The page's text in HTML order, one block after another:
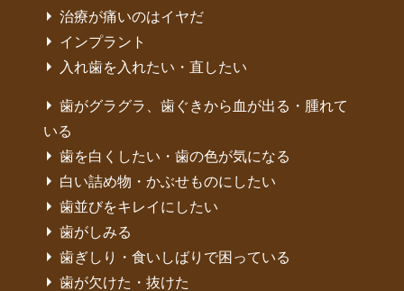
治療が痛いのはイヤだ
インプラント
入れ歯を入れたい・直したい
歯がグラグラ、歯ぐきから血が出る・腫れて
いる
歯を白くしたい・歯の色が気になる
白い詰め物・かぶせものにしたい
歯並びをキレイにしたい
歯がしみる
歯ぎしり・食いしばりで困っている
歯が欠けた・抜けた